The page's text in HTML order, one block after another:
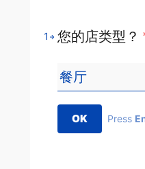
1 您的店类型？
OK Press